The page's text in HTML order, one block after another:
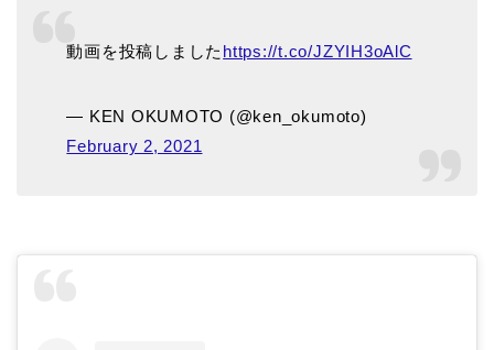
動画を投稿しました https://t.co/JZYIH3oAlC
— KEN OKUMOTO (@ken_okumoto)
February 2, 2021